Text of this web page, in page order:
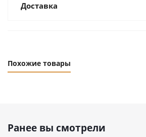
Доставка
Похожие товары
Ранее вы смотрели